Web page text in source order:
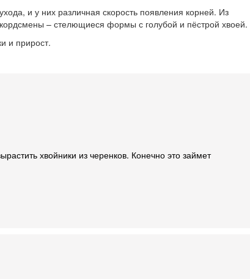
и у них различная скорость появления корней. Из
– стелющиеся формы с голубой и пёстрой хвоей.
и прирост.
хвойники из черенков. Конечно это займет